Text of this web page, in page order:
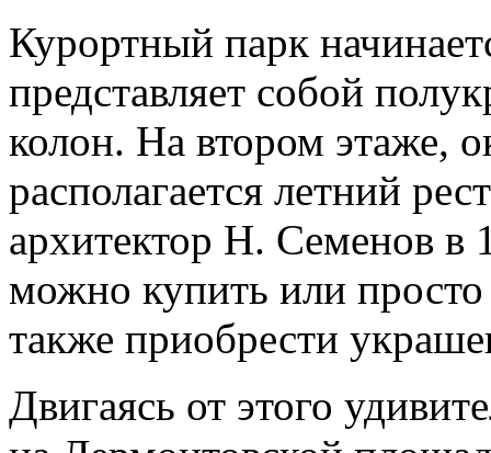
Курортный парк
представляет собой
колон. На втором этаже,
располагается летний
архитектор Н. Семенов в
можно купить или просто
также приобрести
Двигаясь от этого